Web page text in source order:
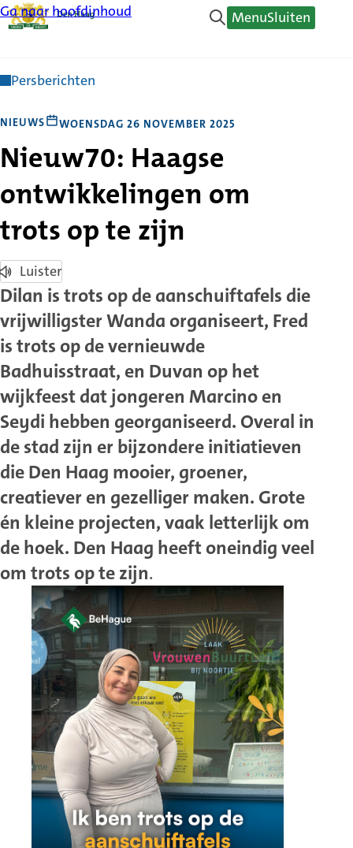
Ga naar hoofdinhoud MenuSluiten
Persberichten
NIEUWS WOENSDAG 26 NOVEMBER 2025
Nieuw70: Haagse
ontwikkelingen om
trots op te zijn
Luister
Dilan is trots op de aanschuiftafels die
vrijwilligster Wanda organiseert, Fred
is trots op de vernieuwde
Badhuisstraat, en Duvan op het
wijkfeest dat jongeren Marcino en
Seydi hebben georganiseerd. Overal in
de stad zijn er bijzondere initiatieven
die Den Haag mooier, groener,
creatiever en gezelliger maken. Grote
én kleine projecten, vaak letterlijk om
de hoek. Den Haag heeft oneindig veel
om trots op te zijn.